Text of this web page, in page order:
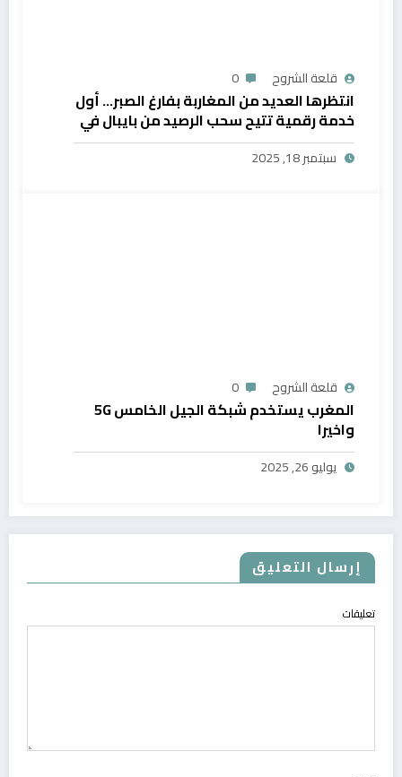
قلعة الشروح 0
انتظرها العديد من المغاربة بفارغ الصبر… أول
خدمة رقمية تتيح سحب الرصيد من بايبال في
المغرب
سبتمبر 18, 2025
قلعة الشروح 0
المغرب يستخدم شبكة الجيل الخامس 5G
واخيرا
يوليو 26, 2025
إرسال التعليق
تعليقات